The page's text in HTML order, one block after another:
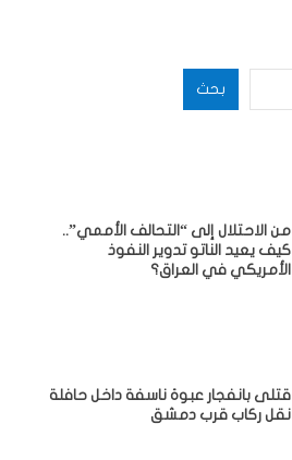
بحث
من الاحتلال إلى “التحالف الأممي”..
كيف يعيد الناتو تدوير النفوذ
الأمريكي في العراق؟
قتلى بانفجار عبوة ناسفة داخل حافلة
نقل ركاب قرب دمشق